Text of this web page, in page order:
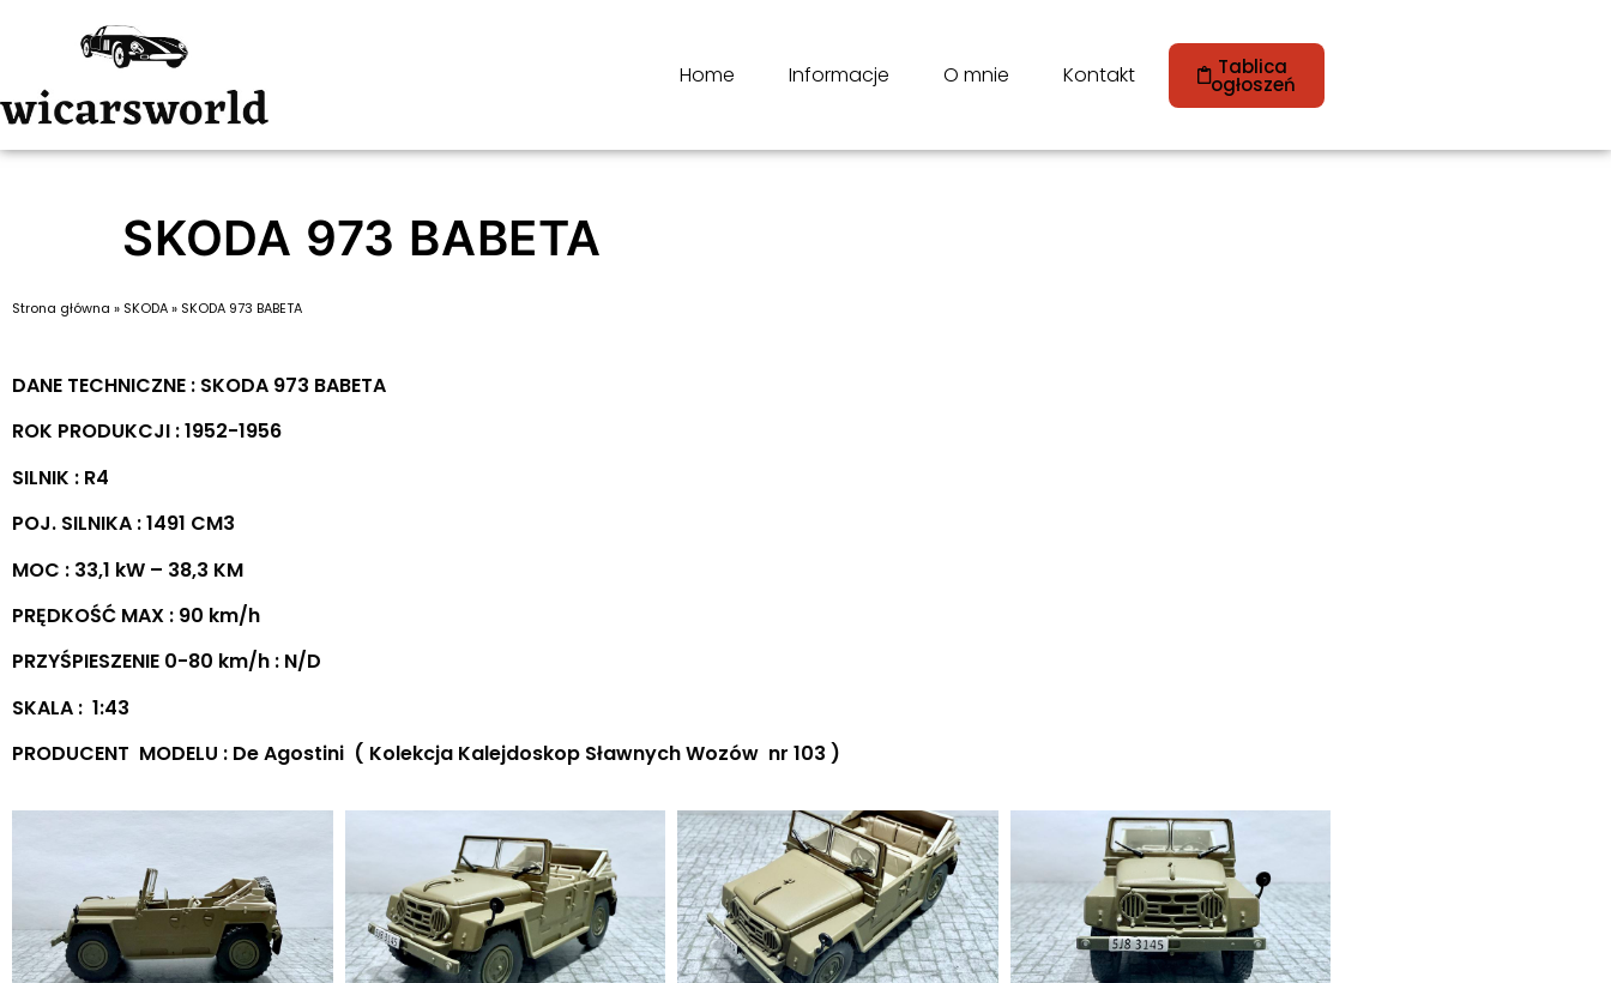
Home Informacje O mnie Kontakt Tablica
ogłoszeń
SKODA 973 BABETA
Strona główna » SKODA» SKODA 973 BABETA
DANE TECHNICZNE : SKODA 973 BABETA
ROK PRODUKCJI : 1952-1956
SILNIK : R4
POJ. SILNIKA : 1491 CM3
MOC : 33,1 kW – 38,3 KM
PRĘDKOŚĆ MAX : 90 km/h
PRZYŚPIESZENIE 0-80 km/h : N/D
SKALA : 1:43
PRODUCENT MODELU : De Agostini ( Kolekcja Kalejdoskop Sławnych Wozów nr 103 )